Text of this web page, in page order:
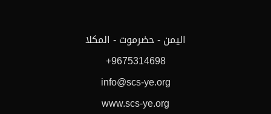
اليمن - حضرموت - المكلا
+9675314698
info@scs-ye.org
www.scs-ye.org